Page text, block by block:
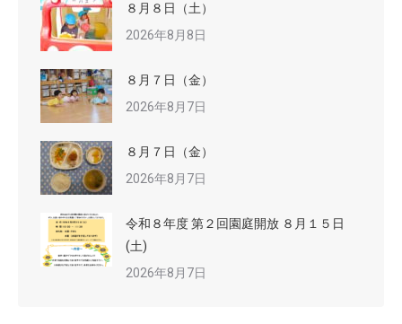
８月８日（土）
2026年8月8日
８月７日（金）
2026年8月7日
８月７日（金）
2026年8月7日
令和８年度 第２回園庭開放 ８月１５日
(土)
2026年8月7日